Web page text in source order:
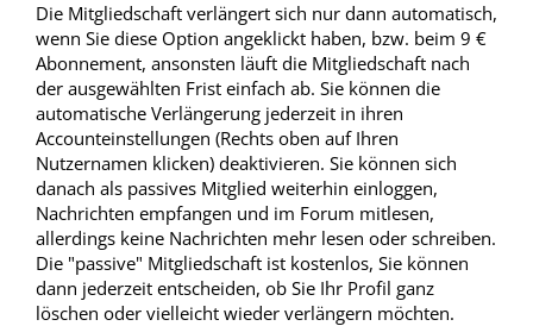
Die Mitgliedschaft verlängert sich nur dann automatisch,
wenn Sie diese Option angeklickt haben, bzw. beim 9 €
Abonnement, ansonsten läuft die Mitgliedschaft nach
der ausgewählten Frist einfach ab. Sie können die
automatische Verlängerung jederzeit in ihren
Accounteinstellungen (Rechts oben auf Ihren
Nutzernamen klicken) deaktivieren. Sie können sich
danach als passives Mitglied weiterhin einloggen,
Nachrichten empfangen und im Forum mitlesen,
allerdings keine Nachrichten mehr lesen oder schreiben.
Die "passive" Mitgliedschaft ist kostenlos, Sie können
dann jederzeit entscheiden, ob Sie Ihr Profil ganz
löschen oder vielleicht wieder verlängern möchten.